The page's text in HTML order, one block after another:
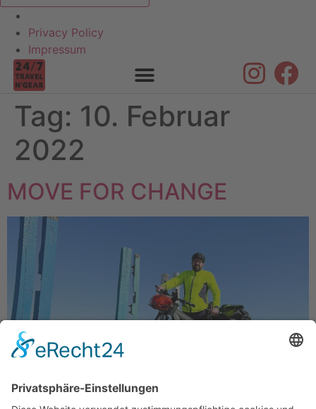
Privacy Policy
Impressum
Skip to
content
Tag: 10. Februar
2022
MOVE FOR CHANGE
Die Geschichte von „Sylt zu Fuß“ in 2017 bekommt eine